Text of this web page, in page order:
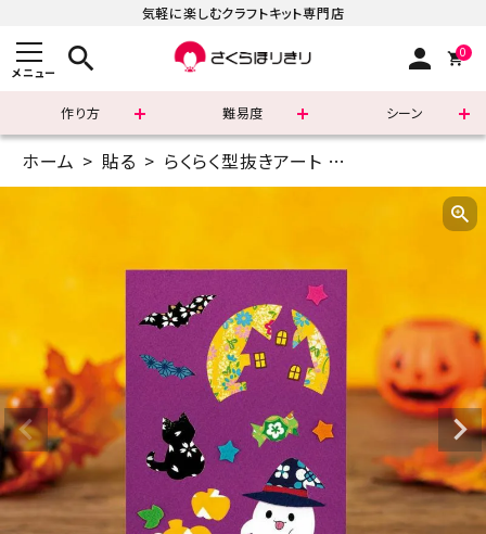
気軽に楽しむクラフトキット専門店
メニュー search person 0
作り方 難易度 シーン
まずはこちら
よくあるご質問
新着商品
診断チャート
ジャンルで選ぶ
ホーム 貼る らくらく型抜きアート